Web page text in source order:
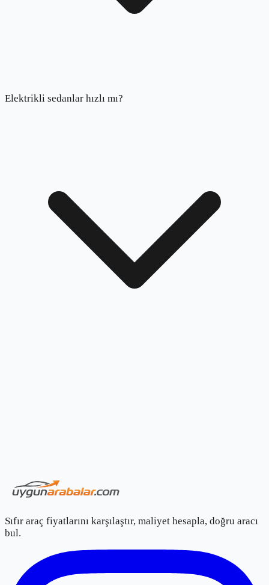
Elektrikli sedanlar hızlı mı?
Sıfır araç fiyatlarını karşılaştır, maliyet hesapla, doğru aracı
bul.